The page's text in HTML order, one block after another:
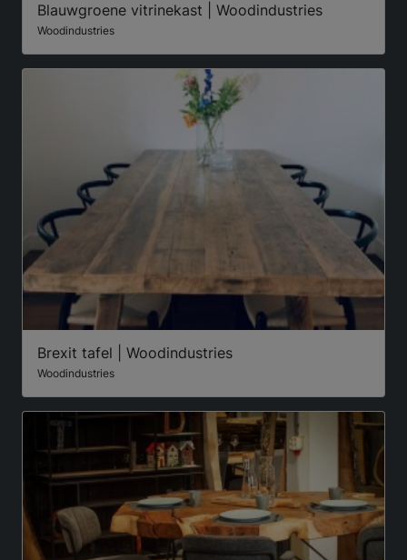
Blauwgroene vitrinekast | Woodindustries
Woodindustries
Brexit tafel | Woodindustries
Woodindustries